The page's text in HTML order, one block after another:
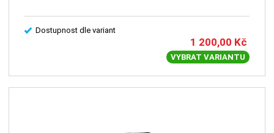
Dostupnost dle variant
1 200,00 Kč
VYBRAT VARIANTU